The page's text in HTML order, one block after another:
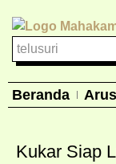
Beranda Arus
Kukar Siap